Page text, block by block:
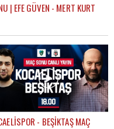
| EFE GÜVEN - MERT KURT
- BEŞİKTAŞ MAÇ